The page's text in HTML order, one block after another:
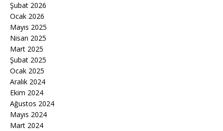
Şubat 2026
Ocak 2026
Mayıs 2025
Nisan 2025
Mart 2025
Şubat 2025
Ocak 2025
Aralık 2024
Ekim 2024
Ağustos 2024
Mayıs 2024
Mart 2024